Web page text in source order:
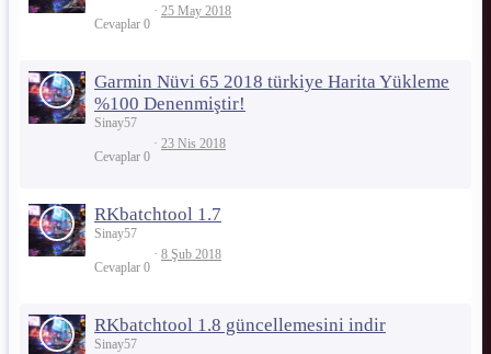
Cevaplar 0
25 May 2018
Garmin Nüvi 65 2018 türkiye Harita Yükleme
%100 Denenmiştir!
Sinay57
Cevaplar 0
23 Nis 2018
RKbatchtool 1.7
Sinay57
Cevaplar 0
8 Şub 2018
RKbatchtool 1.8 güncellemesini indir
Sinay57